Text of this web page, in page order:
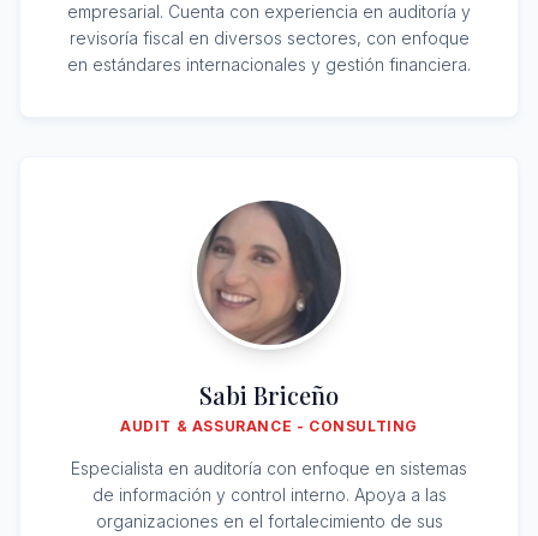
empresarial. Cuenta con experiencia en auditoría y
revisoría fiscal en diversos sectores, con enfoque
en estándares internacionales y gestión financiera.
Sabi Briceño
AUDIT & ASSURANCE - CONSULTING
Especialista en auditoría con enfoque en sistemas
de información y control interno. Apoya a las
organizaciones en el fortalecimiento de sus